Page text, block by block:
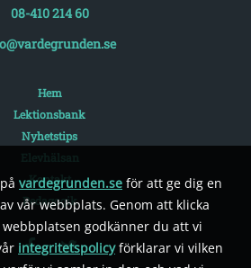
vardegrunden.se för att ge dig en
vår webbplats. Genom att klicka
godkänner du att vi
integritetspolicyförklarar vi vilken
08-410 214 60
Hem
Lektionsbank
Nyhetstips
Kontakt
Pedagogik